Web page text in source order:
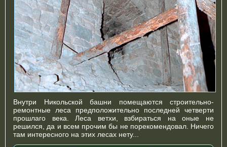
Внутри Никольской башни помещаются строительно-
ремонтные леса предположительно последней четверти
прошлаго века. Леса ветхи, взбираться на оные не
решился, да и всем прочим бы не порекомендовал. Ничего
там интересного на этих лесах нету...